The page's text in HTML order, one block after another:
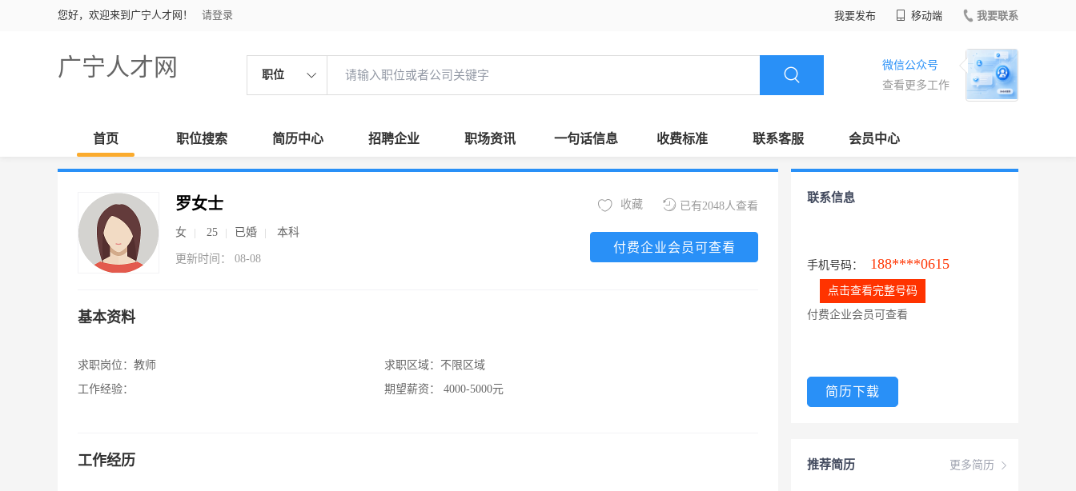
您好，欢迎来到广宁人才网！ 请登录 我要发布 移动端 我要联系
广宁人才网 职位
微信公众号
查看更多工作
首页 职位搜索 简历中心 招聘企业 职场资讯 一句话信息 收费标准 联系客服 会员中心
罗女士
女 25 已婚 本科
更新时间： 08-08
已有2048人查看
收藏
付费企业会员可查看
基本资料
求职岗位： 教师
工作经验：
求职区域： 不限区域
期望薪资：
4000-5000元
工作经历
联系信息
手机号码： 188****0615
点击查看完整号码
付费企业会员可查看
简历下载
更多简历
推荐简历